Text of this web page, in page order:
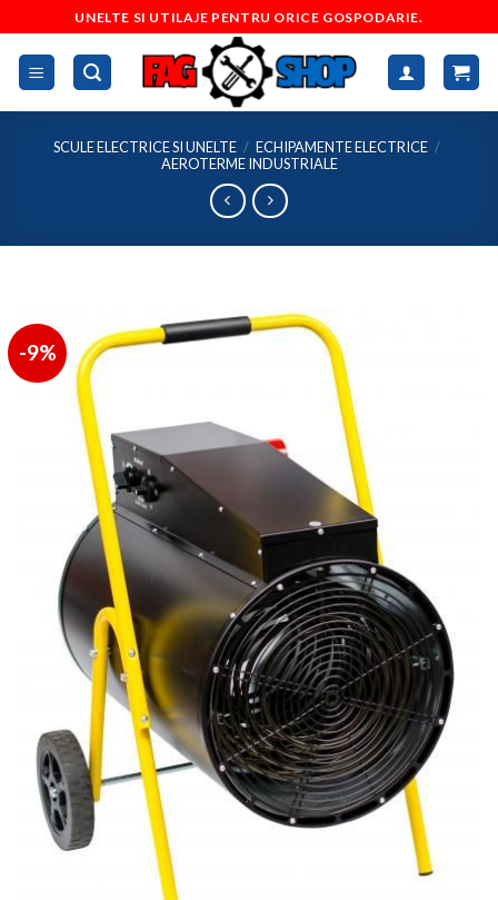
to
content
UNELTE SI UTILAJE PENTRU ORICE GOSPODARIE.
SCULE ELECTRICE SI UNELTE / ECHIPAMENTE ELECTRICE /
AEROTERME INDUSTRIALE
-9%